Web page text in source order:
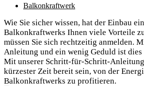
Balkonkraftwerk
Wie Sie sicher wissen, hat der Einbau​
Balkonkraftwerks⁤ Ihnen viele Vorteile​
müssen Sie sich rechtzeitig anmelden.
Anleitung und ein wenig‍ Geduld ist‍
Mit unserer ‍Schritt-für-Schritt-
kürzester Zeit bereit sein, von der
Balkonkraftwerks zu profitieren.